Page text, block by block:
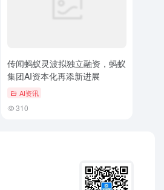
传闻蚂蚁灵波拟独立融资，蚂蚁
集团AI资本化再添新进展
AI资讯
310